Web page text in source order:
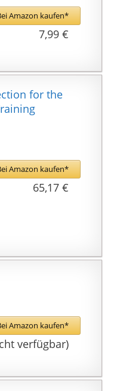
ganz einfach
App zugreifen,
hilft
Cloud-
zu
Amazon kaufen*
7,99 €
for the
Amazon kaufen*
65,17 €
Amazon kaufen*
verfügbar)